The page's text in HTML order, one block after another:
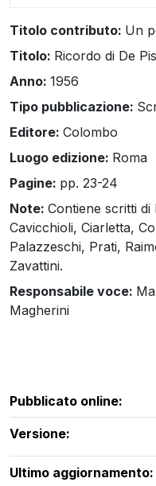
Titolo contributo: Un
Titolo: Ricordo di De
Anno: 1956
Tipo pubblicazione:
Editore: Colombo
Luogo edizione: Roma
Pagine: pp. 23-24
Note: Contiene scritti
Cavicchioli, Ciarletta,
Palazzeschi, Prati,
Zavattini.
Responsabile voce:
Magherini
Pubblicato online:
Versione:
Ultimo aggiornamento: